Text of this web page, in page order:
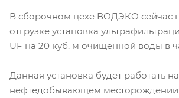
В сборочном цехе ВОДЭКО сейчас
отгрузке установка
UF на 20 куб. м очищенной воды в
Данная установка будет работать на
нефтедобывающем